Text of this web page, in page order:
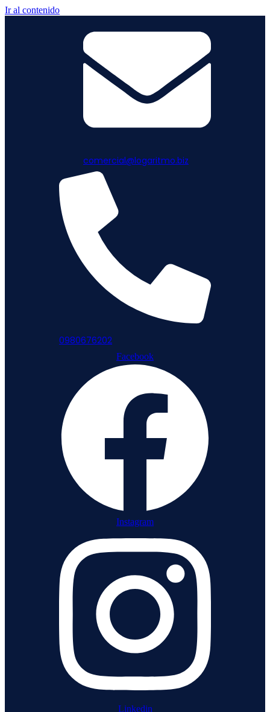
Ir al contenido
comercial@logaritmo.biz
0980676202
Facebook
Instagram
Linkedin